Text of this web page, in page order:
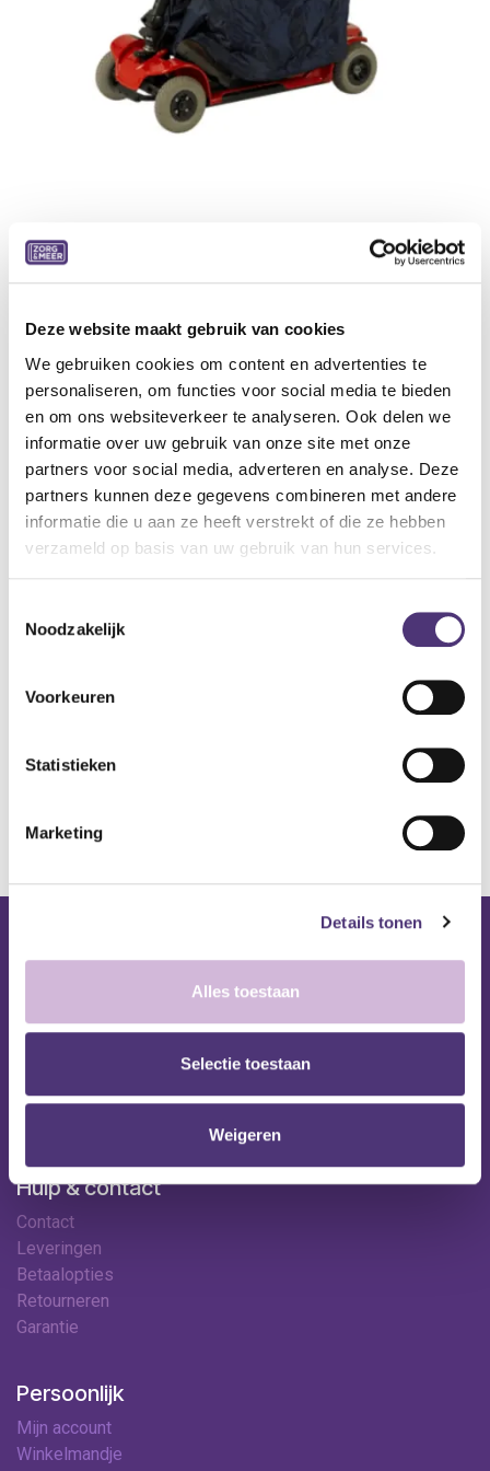
Deze website maakt gebruik van cookies
We gebruiken cookies om content en advertenties te
personaliseren, om functies voor social media te bieden
en om ons websiteverkeer te analyseren. Ook delen we
informatie over uw gebruik van onze site met onze
partners voor social media, adverteren en analyse. Deze
partners kunnen deze gegevens combineren met andere
informatie die u aan ze heeft verstrekt of die ze hebben
verzameld op basis van uw gebruik van hun services.
Noodzakelijk
Voorkeuren
Statistieken
Marketing
Details tonen
Alles toestaan
Selectie toestaan
Weigeren
Regencape scooter Leg cape,
Splash, enkel benen
comfortabele beenbedekking die u warm houdt.
Waterafstotend en winddicht. Inclusief gewatteerde
vachtvoering. Met bretels aan het lichaam te bevestigen.
Snel en eenvoudig aan te trekken. Universele maat.
Lengte 100 cm. Totale breedte 138 cm.
Wasbaar op 30 grade
48,31€
Algemene voorwaarden
*Bij grote aankopen, gelieve de klantendienst te contacteren. Hier
Nuttige links
Huren
Onze specialisten
Onze locaties
Hulp & contact
Contact
Leveringen
Betaalopties
Retourneren
Garantie
Persoonlijk
Mijn account
Winkelmandje